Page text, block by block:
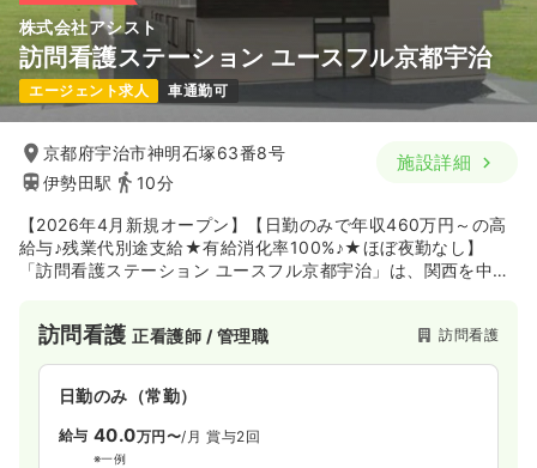
日勤のみ（常勤）
給与 お問い合わせください
時間 8:30～17:00（休憩60分）
気になる
2交代（常勤） 一時募集休止
給与 29.7
※経験3年の例
時間 8:30～17:00（休憩60分）
4週8休以上
ブランク可
気になる
気になる 詳細を見る
株式会社アシスト
訪問看護ステーション ユースフル京都宇治
エージェント求人 車通勤可
京都府宇治市神明石塚63番8号
伊勢田駅
10分
施設詳細
【2026年4月新規オープン】【日勤のみで年収460万円～の高
給与♪残業代別途支給★有給消化率100%♪★ほぼ夜勤なし】
「訪問看護ステーション ユースフル京都宇治」は、関西を中心
ている、末期がんや難病、精神疾患、胃ろうなど医療依存度の
高い方から医療依存度の低い方まで、幅広い利用者様への看護
業務をお任せします。利用者様一人ひとりとしっかり向き合え
る点が魅力です。介護士との協力体制が整っているため、看護
業務に集中できる環境です。
訪問看護正看護師 / 管理職 訪問看護
日勤のみ（常勤）
給与 40.0万円〜/月 賞与2回
※一例